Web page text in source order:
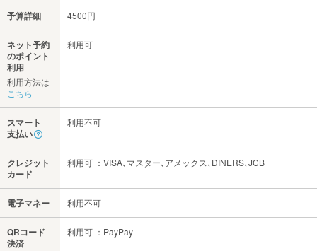
予算詳細 4500円
ネット予約
のポイント
利用
利用方法は
こちら
利用可
スマート
支払い
利用不可
クレジット
カード
利用可 ：VISA､マスター､アメックス､DINERS､JCB
電子マネー 利用不可
QRコード
決済
利用可 ：PayPay